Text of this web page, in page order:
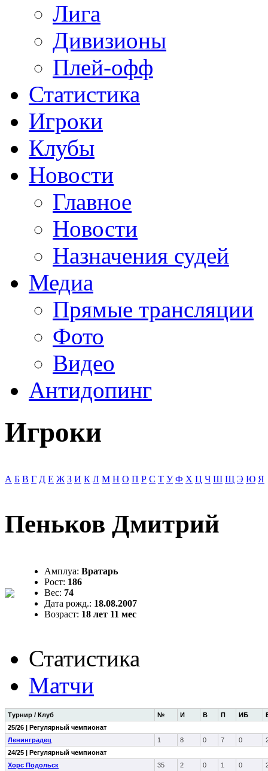
Лига
Дивизионы
Плей-офф
Статистика
Игроки
Клубы
Новости
Главное
Новости
Назначения судей
Медиа
Прямые трансляции
Фото
Видео
Антидопинг
Игроки
А Б В Г Д Е Ж З И К Л М Н О П Р С Т У Ф Х Ц Ч Ш Щ Э Ю Я
Пеньков Дмитрий
Амплуа: Вратарь
Рост: 186
Вес: 74
Дата рожд.: 18.08.2007
Возраст: 18 лет 11 мес
Статистика
Матчи
Турнир / Клуб № И В П ИБ
25/26 | Регулярный чемпионат
Ленинградец
1 8 0 7 0
24/25 | Регулярный чемпионат
Хорс Подольск
35 2 0 1 0